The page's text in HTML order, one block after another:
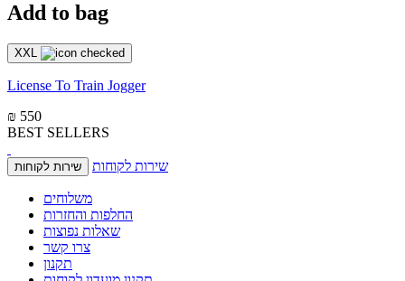
Add to bag
XXL
License To Train Jogger
₪ 550
BEST SELLERS
שירות לקוחות שירות לקוחות
משלוחים
החלפות והחזרות
שאלות נפוצות
צרו קשר
תקנון